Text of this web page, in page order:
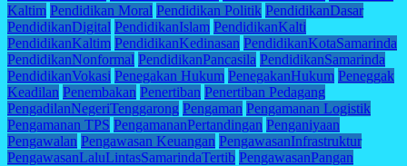
Kaltim Pendidikan Moral Pendidikan Politik PendidikanDasar
PendidikanDigital PendidikanIslam PendidikanKalti
PendidikanKaltim PendidikanKedinasan PendidikanKotaSamarinda
PendidikanNonformal PendidikanPancasila PendidikanSamarinda
PendidikanVokasi Penegakan Hukum PenegakanHukum Peneggak
Keadilan Penembakan Penertiban Penertiban Pedagang
PengadilanNegeriTenggarong Pengaman Pengamanan Logistik
Pengamanan TPS PengamananPertandingan Penganiyaan
Pengawalan Pengawasan Keuangan PengawasanInfrastruktur
PengawasanLaluLintasSamarindaTertib PengawasanPangan